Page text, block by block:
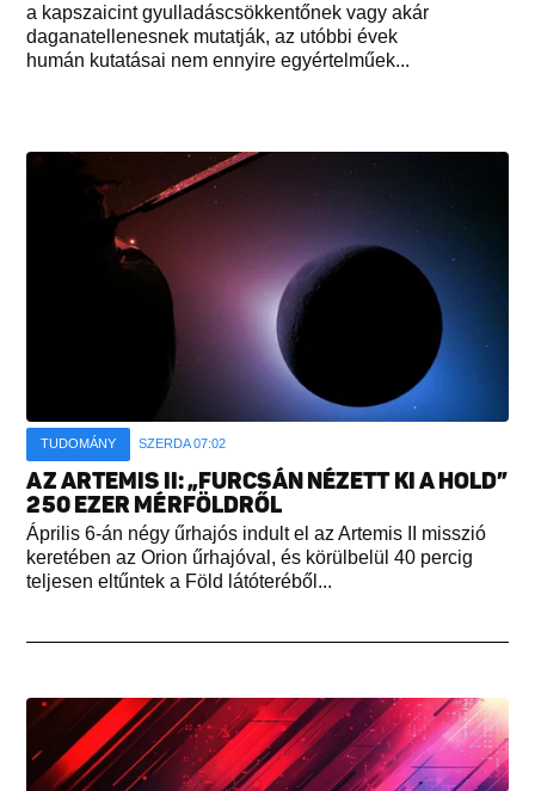
a kapszaicint gyulladáscsökkentőnek vagy akár
daganatellenesnek mutatják, az utóbbi évek
humán kutatásai nem ennyire egyértelműek...
TUDOMÁNY SZERDA 07:02
AZ ARTEMIS II: „FURCSÁN NÉZETT KI A HOLD”
250 EZER MÉRFÖLDRŐL
Április 6-án négy űrhajós indult el az Artemis II misszió
keretében az Orion űrhajóval, és körülbelül 40 percig
teljesen eltűntek a Föld látóteréből...